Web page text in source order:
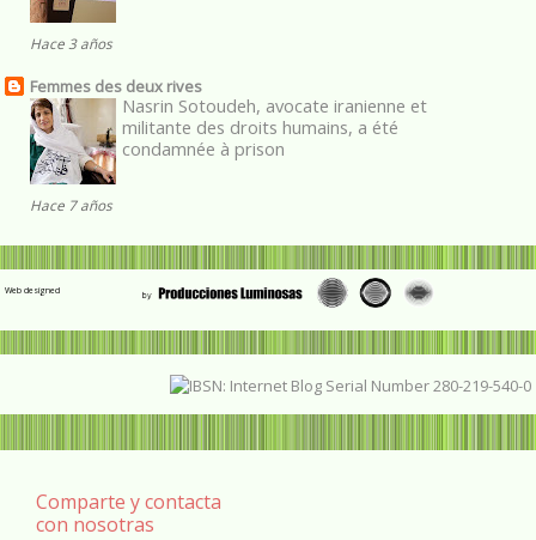
Hace 3 años
Femmes des deux rives
Nasrin Sotoudeh, avocate iranienne et
militante des droits humains, a été
condamnée à prison
Hace 7 años
Web designed
Comparte y contacta
con nosotras